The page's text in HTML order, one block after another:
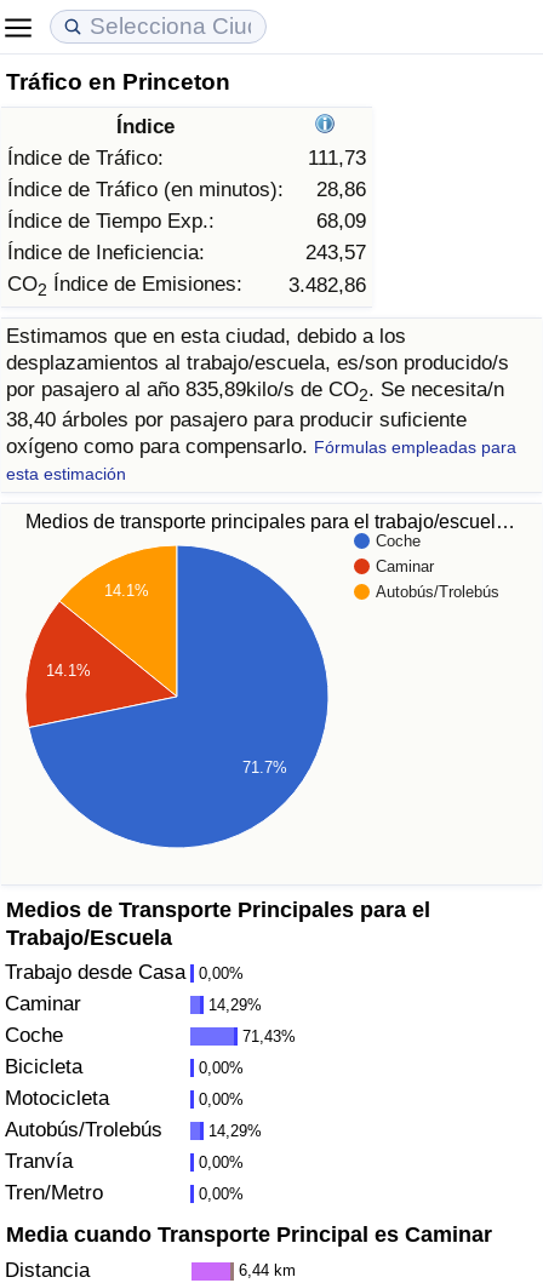
Tráfico en Princeton
Índice
Índice de Tráfico:
111,73
Índice de Tráfico (en minutos):
28,86
Índice de Tiempo Exp.:
68,09
Índice de Ineficiencia:
243,57
CO2 Índice de Emisiones: 3.482,86
Estimamos que en esta ciudad, debido a los
desplazamientos al trabajo/escuela, es/son producido/s
por pasajero al año 835,89kilo/s de CO2. Se necesita/n
38,40 árboles por pasajero para producir suficiente
oxígeno como para compensarlo. Fórmulas empleadas para
esta estimación
Medios de transporte principales para el trabajo/escuel…
Coche
Caminar
Autobús/Trolebús
14.1%
14.1%
71.7%
Medios de Transporte Principales para el
Trabajo/Escuela
Trabajo desde Casa 0,00%
Caminar 14,29%
Coche 71,43%
Bicicleta 0,00%
Motocicleta 0,00%
Autobús/Trolebús 14,29%
Tranvía 0,00%
Tren/Metro 0,00%
Media cuando Transporte Principal es Caminar
Distancia 6,44 km
Coste de vida
Índice de Costo de Vida (Actual)
Índice de Costo de Vida
Índice de costo de vida por país
en aqaba
Precios de las propiedades
Índice de Precios de Inmuebles (Actual)
Índice de Precios de Inmuebles
Índice de Precios de Inmuebles por País
Calidad de Vida
Índice de Calidad de Vida
Índice de Calidad de Vida (Actual)
Índice de calidad de vida por país
Delincuencia
Calificación del Índice de Criminalidad (Actual)
Índice de Criminalidad
Índice de criminalidad por país
Sanidad
Índice de Sanidad (Actual)
Índice de Sanidad
Índice de Sanidad por País
Contaminación
Índice de contaminación
Índice de Contaminación por País
Tráfico
Índice de Tráfico
Índice de Tráfico (Actual)
Índice de Tráfico por País